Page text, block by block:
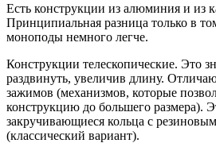
Есть конструкции из алюминия и из
Принципиальная разница только в
моноподы немного легче.
Конструкции телескопические. Это
раздвинуть, увеличив длину.
зажимов (механизмов, которые
конструкцию до большего размера).
закручивающиеся кольца с
(классический вариант).